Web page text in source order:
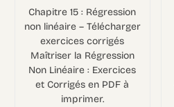
Chapitre 15 : Régression
non linéaire – Télécharger
exercices corrigés
Maîtriser la Régression
Non Linéaire : Exercices
et Corrigés en PDF à
imprimer.